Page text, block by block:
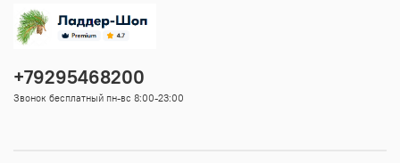
+79295468200
Звонок бесплатный пн-вс 8:00-23:00